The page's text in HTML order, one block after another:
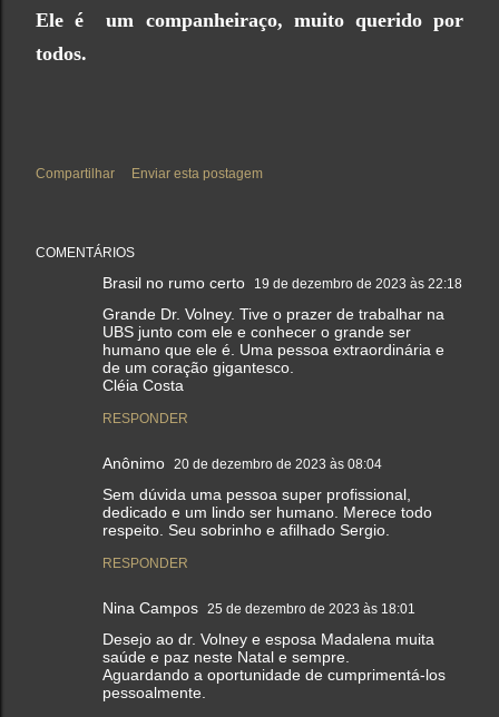
Ele é um companheiraço, muito querido por
todos.
Compartilhar Enviar esta postagem
COMENTÁRIOS
Brasil no rumo certo 19 de dezembro de 2023 às 22:18
Grande Dr. Volney. Tive o prazer de trabalhar na
UBS junto com ele e conhecer o grande ser
humano que ele é. Uma pessoa extraordinária e
de um coração gigantesco.
Cléia Costa
RESPONDER
Anônimo 20 de dezembro de 2023 às 08:04
Sem dúvida uma pessoa super profissional,
dedicado e um lindo ser humano. Merece todo
respeito. Seu sobrinho e afilhado Sergio.
RESPONDER
Nina Campos 25 de dezembro de 2023 às 18:01
Desejo ao dr. Volney e esposa Madalena muita
saúde e paz neste Natal e sempre.
Aguardando a oportunidade de cumprimentá-los
pessoalmente.